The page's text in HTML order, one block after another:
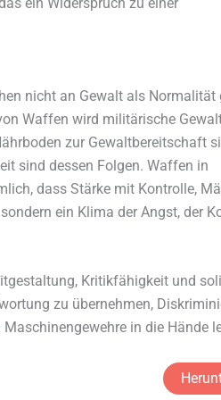
nicht an Gewalt als Normalität
Waffen wird militärische
zur Gewaltbereitschaft
sind dessen Folgen. Waffen in
dass Stärke mit Kontrolle,
ein Klima der Angst, der
Kritikfähigkeit und
zu übernehmen,
in die Hände